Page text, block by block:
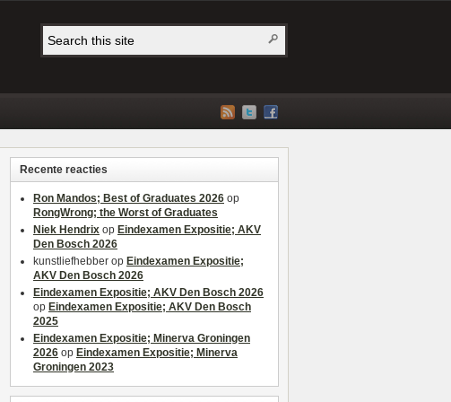
Recente reacties
Ron Mandos; Best of Graduates 2026 op
RongWrong; the Worst of Graduates
Niek Hendrix op Eindexamen Expositie; AKV
Den Bosch 2026
kunstliefhebber op Eindexamen Expositie;
AKV Den Bosch 2026
Eindexamen Expositie; AKV Den Bosch 2026
op Eindexamen Expositie; AKV Den Bosch
2025
Eindexamen Expositie; Minerva Groningen
2026 op Eindexamen Expositie; Minerva
Groningen 2023